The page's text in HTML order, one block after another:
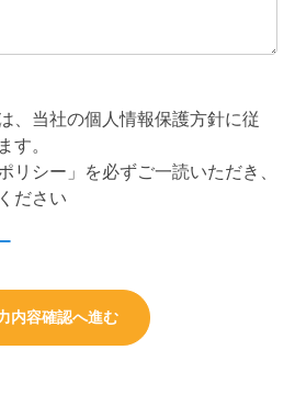
、当社の個人情報保護方針に従
。
リシー」を必ずご一読いただき、
ださい